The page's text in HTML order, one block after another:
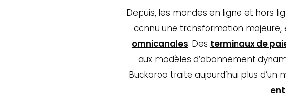
Depuis, les mondes en ligne et hors
connu une transformation
omnicanales. Des terminaux de
aux modèles d’abonnement
Buckaroo traite aujourd’hui plus